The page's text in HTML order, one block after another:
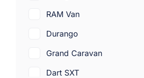
Chrysler
Alfa romeo
Aston martin
Bentley
RAM Van
Durango
Grand Caravan
Dart SXT